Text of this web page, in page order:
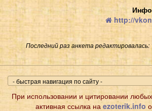
http://
Последний раз анкета редактировалась:
При использовании и цитировании
активная ссылка на ezoterik.info